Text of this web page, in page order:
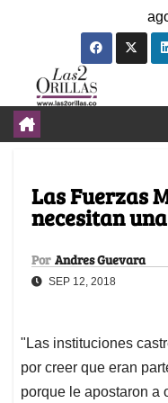
Las Fuerzas
necesitan
Por Andres Guevara
SEP 12, 2018
"Las instituciones
por creer que eran
porque le apostaron a